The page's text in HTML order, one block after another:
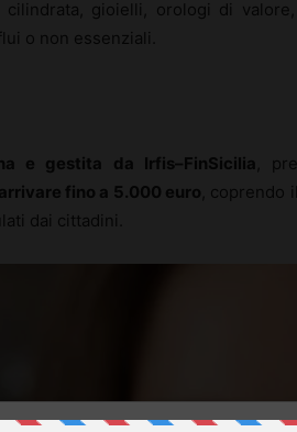
gioielli, orologi di
o non essenziali.
e gestita da Irfis–FinSicilia ,
fino a 5.000 euro , coprendo
dai cittadini.